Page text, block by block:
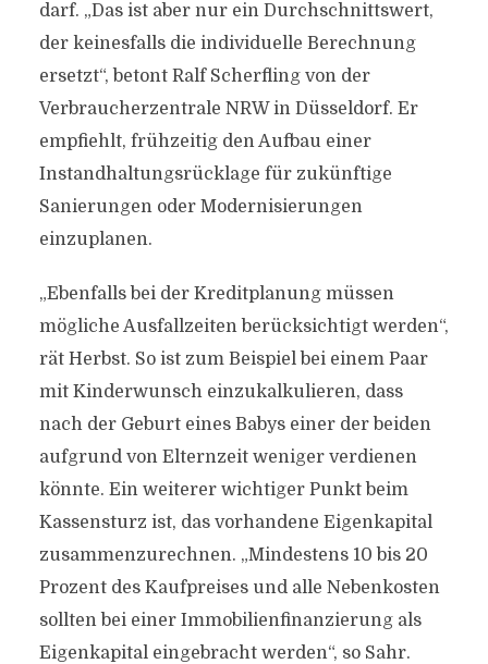
darf. „Das ist aber nur ein Durchschnittswert,
der keinesfalls die individuelle Berechnung
ersetzt“, betont Ralf Scherfling von der
Verbraucherzentrale NRW in Düsseldorf. Er
empfiehlt, frühzeitig den Aufbau einer
Instandhaltungsrücklage für zukünftige
Sanierungen oder Modernisierungen
einzuplanen.
„Ebenfalls bei der Kreditplanung müssen
mögliche Ausfallzeiten berücksichtigt werden“,
rät Herbst. So ist zum Beispiel bei einem Paar
mit Kinderwunsch einzukalkulieren, dass
nach der Geburt eines Babys einer der beiden
aufgrund von Elternzeit weniger verdienen
könnte. Ein weiterer wichtiger Punkt beim
Kassensturz ist, das vorhandene Eigenkapital
zusammenzurechnen. „Mindestens 10 bis 20
Prozent des Kaufpreises und alle Nebenkosten
sollten bei einer Immobilienfinanzierung als
Eigenkapital eingebracht werden“, so Sahr.